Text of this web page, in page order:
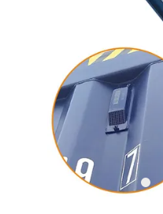
PRIVACY
POLICY